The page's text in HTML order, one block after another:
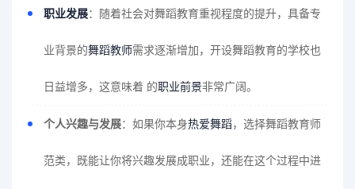
职业发展：随着社会对舞蹈教育重视程度的提升，具备专
业背景的舞蹈教师需求逐渐增加，开设舞蹈教育的学校也
日益增多，这意味着 的职业前景非常广阔。
个人兴趣与发展：如果你本身热爱舞蹈，选择舞蹈教育师
范类，既能让你将兴趣发展成职业，还能在这个过程中进